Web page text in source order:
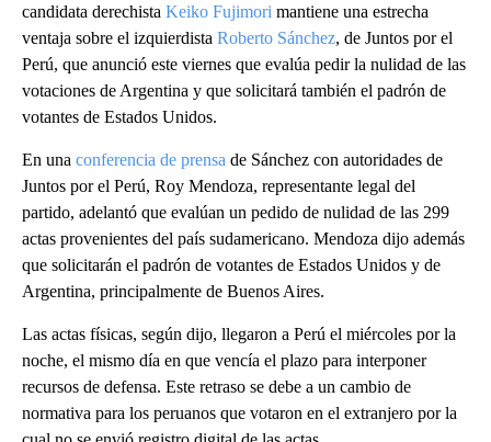
candidata derechista Keiko Fujimori mantiene una estrecha
ventaja sobre el izquierdista Roberto Sánchez, de Juntos por el
Perú, que anunció este viernes que evalúa pedir la nulidad de las
votaciones de Argentina y que solicitará también el padrón de
votantes de Estados Unidos.
En una conferencia de prensa de Sánchez con autoridades de
Juntos por el Perú, Roy Mendoza, representante legal del
partido, adelantó que evalúan un pedido de nulidad de las 299
actas provenientes del país sudamericano. Mendoza dijo además
que solicitarán el padrón de votantes de Estados Unidos y de
Argentina, principalmente de Buenos Aires.
Las actas físicas, según dijo, llegaron a Perú el miércoles por la
noche, el mismo día en que vencía el plazo para interponer
recursos de defensa. Este retraso se debe a un cambio de
normativa para los peruanos que votaron en el extranjero por la